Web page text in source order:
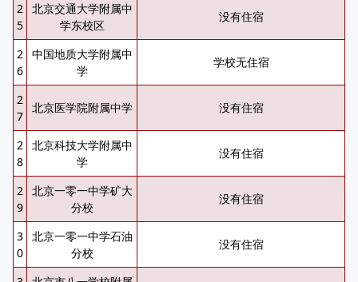
2
5
北京交通大学附属中
学东校区
没有住宿
2
6
中国地质大学附属中
学
学校无住宿
2
7
北京医学院附属中学 没有住宿
2
8
北京科技大学附属中
学
没有住宿
2
9
北京一零一中学矿大
分校
没有住宿
3
0
北京一零一中学石油
分校
没有住宿